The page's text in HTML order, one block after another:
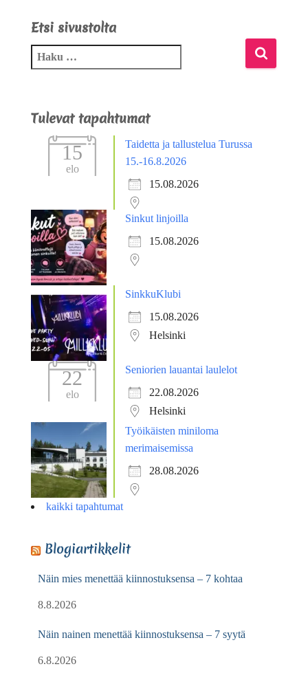
Etsi sivustolta
Tulevat tapahtumat
15
elo
Taidetta ja tallustelua Turussa
15.-16.8.2026
15.08.2026
Sinkut linjoilla
15.08.2026
SinkkuKlubi
15.08.2026
Helsinki
22
elo
Seniorien lauantai laulelot
22.08.2026
Helsinki
Työikäisten miniloma
merimaisemissa
28.08.2026
kaikki tapahtumat
Blogiartikkelit
Näin mies menettää kiinnostuksensa – 7 kohtaa
8.8.2026
Näin nainen menettää kiinnostuksensa – 7 syytä
6.8.2026